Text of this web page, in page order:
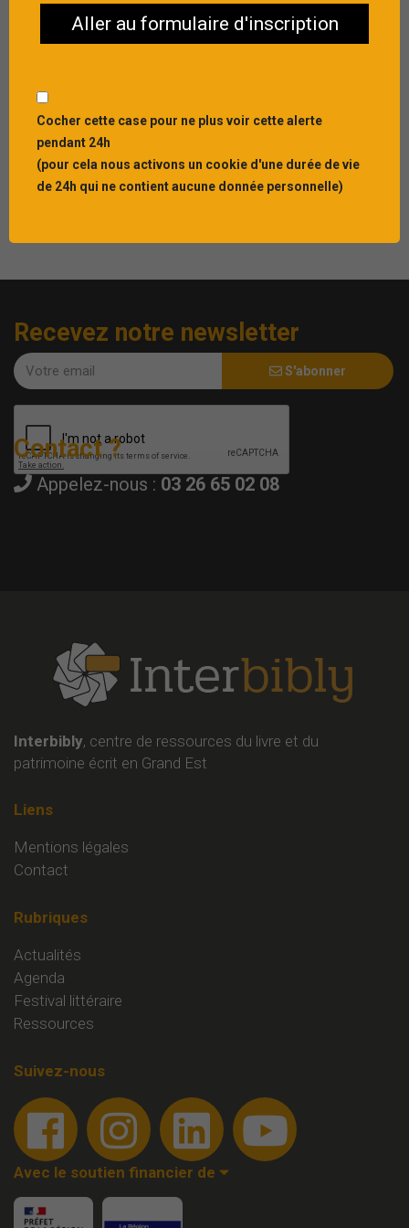
[INVITATION] Rejoignez-nous le 10 septembre
pour nos 40 ans
Interbibly célèbre cette ann&...
Recevez notre newsletter
S'abonner
Contact ?
Appelez-nous : 03 26 65 02 08
Interbibly, centre de ressources du livre et du
patrimoine écrit en Grand Est
Liens
Mentions légales
Contact
Rubriques
Actualités
Agenda
Festival littéraire
Ressources
Suivez-nous
Avec le soutien financier de
Aller au formulaire d'inscription
Cocher cette case pour ne plus voir cette alerte
pendant 24h
(pour cela nous activons un cookie d'une durée de vie
de 24h qui ne contient aucune donnée personnelle)